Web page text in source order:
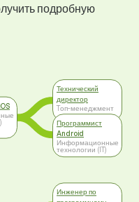
подробную
Технический
директор
Tоп-менеджмент
Программист
Android
Информационные
технологии (IT)
Инженер по